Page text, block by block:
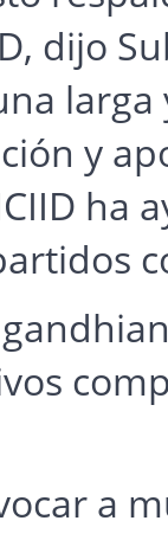
dijo
y
ha
a